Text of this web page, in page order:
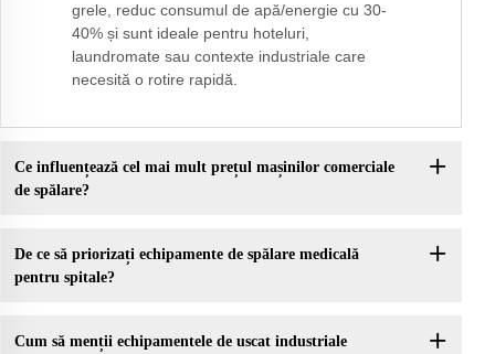
grele, reduc consumul de apă/energie cu 30-
40% și sunt ideale pentru hoteluri,
laundromate sau contexte industriale care
necesită o rotire rapidă.
Ce influențează cel mai mult prețul mașinilor comerciale
de spălare?
De ce să priorizați echipamente de spălare medicală
pentru spitale?
Cum să menții echipamentele de uscat industriale